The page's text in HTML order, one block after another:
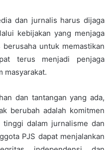
dan jurnalis harus dijaga
kebijakan yang menjaga
untuk memastikan
terus menjadi penjaga
masyarakat.
dan tantangan yang ada,
berubah adalah komitmen
dalam jurnalisme dan
PJS dapat menjalankan